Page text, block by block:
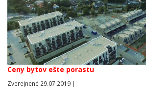
Ceny bytov ešte porastu
Zverejnené 29.07.2019 |